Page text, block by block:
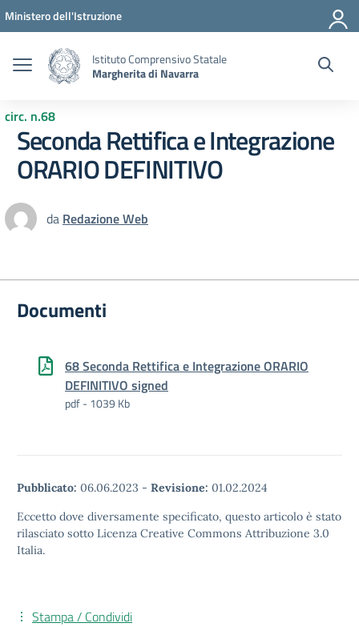
Vai ai contenuti
Vai al menu di navigazione
Vai al footer
Ministero dell'Istruzione
Istituto Comprensivo Statale
Margherita di Navarra
circ. n.68
Seconda Rettifica e Integrazione
ORARIO DEFINITIVO
da Redazione Web
Documenti
68 Seconda Rettifica e Integrazione ORARIO
DEFINITIVO signed
pdf - 1039 Kb
Pubblicato: 06.06.2023 - Revisione: 01.02.2024
Eccetto dove diversamente specificato, questo articolo è stato
rilasciato sotto Licenza Creative Commons Attribuzione 3.0
Italia.
Stampa / Condividi